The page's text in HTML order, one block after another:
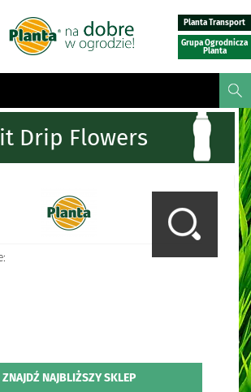
Planta Transport
Grupa Ogrodnicza
Planta
Drip Flowers
ZNAJDŹ NAJBLIŻSZY SKLEP